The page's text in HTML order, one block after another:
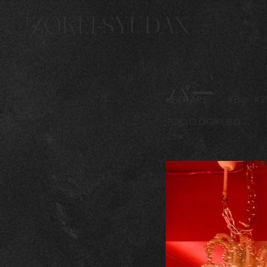
ZOKEI-SYUDAN
25㎡
TOKYO OGIKUBO
バー # Bar #
UBER ARS